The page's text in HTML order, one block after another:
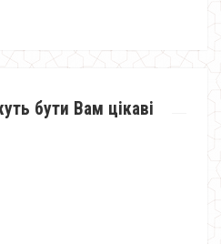
бути Вам цікаві